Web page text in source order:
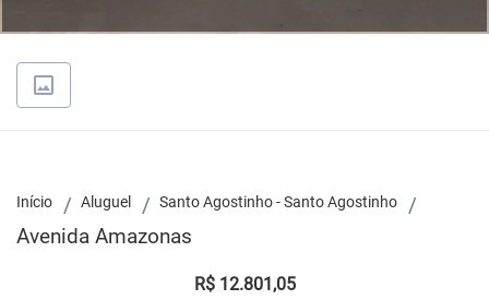
Início Aluguel Santo Agostinho - Santo Agostinho
Avenida Amazonas
R$ 12.801,05